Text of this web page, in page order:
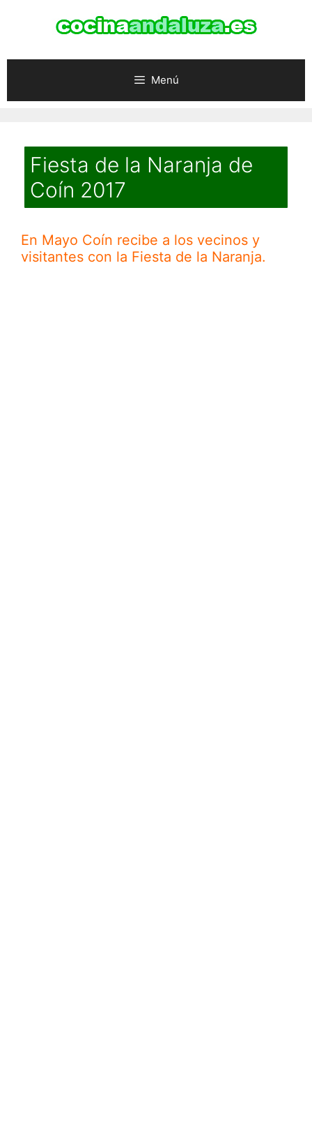
Menú
Fiesta de la Naranja de
Coín 2017
En Mayo Coín recibe a los vecinos y
visitantes con la Fiesta de la Naranja.